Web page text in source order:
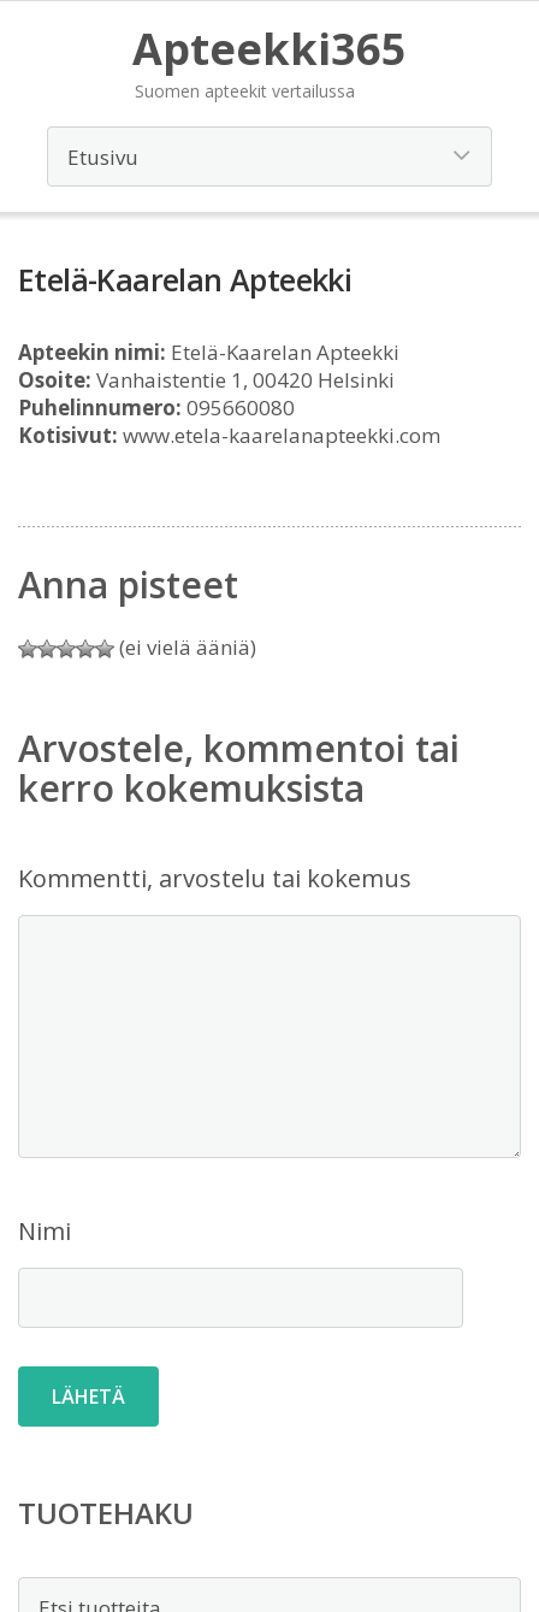
Apteekki365
Suomen apteekit vertailussa
Etelä-Kaarelan Apteekki
Apteekin nimi: Etelä-Kaarelan Apteekki
Osoite: Vanhaistentie 1, 00420 Helsinki
Puhelinnumero: 095660080
Kotisivut: www.etela-kaarelanapteekki.com
Anna pisteet
(ei vielä ääniä)
Arvostele, kommentoi tai
kerro kokemuksista
Kommentti, arvostelu tai kokemus
Nimi
TUOTEHAKU